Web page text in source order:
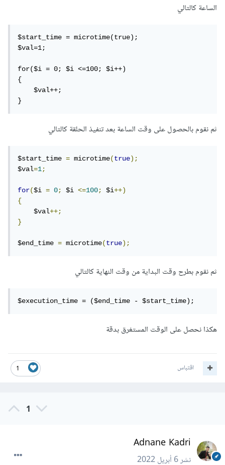
الساعة كالتالي
$start_time = microtime(true);
$val=1;
for($i = 0; $i <=100; $i++)
{
    $val++;
}
ثم نقوم بالحصول على وقت الساعة بعد تنفيذ الحلقة كالتالي
$start_time = microtime(true);
$val=1;
for($i = 0; $i <=100; $i++)
{
    $val
++;
}
$end_time = microtime(true);
ثم نقوم بطرح وقت البداية من وقت النهاية كالتالي
$execution_time = ($end_time - $start_time);
هكذا نحصل على الوقت المستغرق بدقة
1 اقتباس
1
Adnane Kadri
نشر6 أبريل 2022